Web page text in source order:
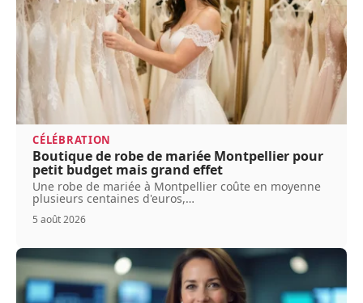
CÉLÉBRATION
Boutique de robe de mariée Montpellier pour
petit budget mais grand effet
Une robe de mariée à Montpellier coûte en moyenne
plusieurs centaines d'euros,…
5 août 2026